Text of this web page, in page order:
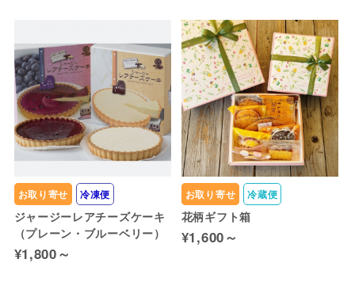
お取り寄せ 冷凍便
ジャージーレアチーズケーキ
（プレーン・ブルーベリー）
¥1,800～
お取り寄せ 冷蔵便
花柄ギフト箱
¥1,600～